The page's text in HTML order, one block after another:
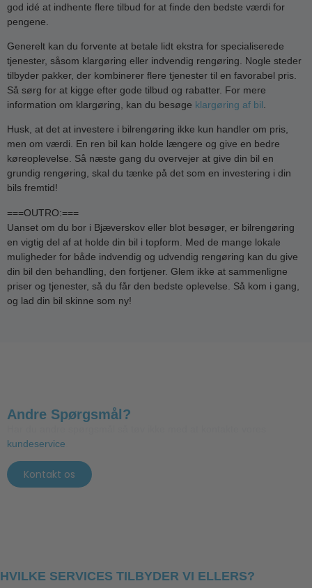
god idé at indhente flere tilbud for at finde den bedste værdi for
pengene.
Generelt kan du forvente at betale lidt ekstra for specialiserede
tjenester, såsom klargøring eller indvendig rengøring. Nogle steder
tilbyder pakker, der kombinerer flere tjenester til en favorabel pris.
Så sørg for at kigge efter gode tilbud og rabatter. For mere
information om klargøring, kan du besøge klargøring af bil
Husk, at det at investere i bilrengøring ikke kun handler om pris,
men om værdi. En ren bil kan holde længere og give en bedre
køreoplevelse. Så næste gang du overvejer at give din bil en
grundig rengøring, skal du tænke på det som en investering i din
bils fremtid!
===OUTRO:===
Uanset om du bor i Bjæverskov eller blot besøger, er bilrengøring
en vigtig del af at holde din bil i topform. Med de mange lokale
muligheder for både indvendig og udvendig rengøring kan du give
din bil den behandling, den fortjener. Glem ikke at sammenligne
priser og tjenester, så du får den bedste oplevelse. Så kom i gang,
og lad din bil skinne som ny!
Andre Spørgsmål?
kundeservice
Kontakt os
HVILKE SERVICES TILBYDER VI ELLERS?